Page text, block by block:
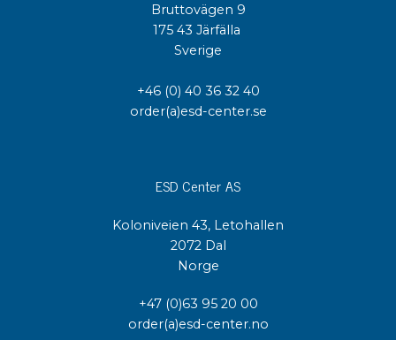
Bruttovägen 9
175 43 Järfälla
Sverige
+46 (0) 40 36 32 40
order(a)esd-center.se
ESD Center AS
Koloniveien 43, Letohallen
2072 Dal
Norge
+47 (0)63 95 20 00
order(a)esd-center.no